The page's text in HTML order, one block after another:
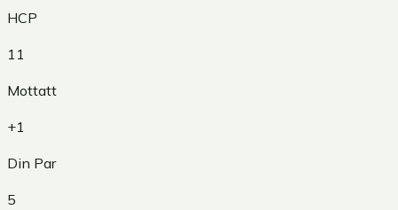
HCP
11
Mottatt
+1
Din Par
5